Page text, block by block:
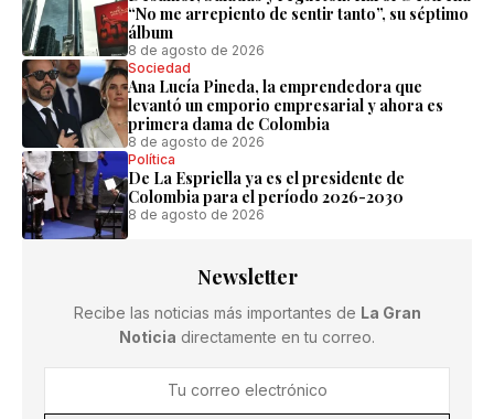
“No me arrepiento de sentir tanto”, su séptimo
álbum
8 de agosto de 2026
Sociedad
Ana Lucía Pineda, la emprendedora que
levantó un emporio empresarial y ahora es
primera dama de Colombia
8 de agosto de 2026
Política
De La Espriella ya es el presidente de
Colombia para el período 2026-2030
8 de agosto de 2026
Newsletter
Recibe las noticias más importantes de La Gran
Noticia directamente en tu correo.